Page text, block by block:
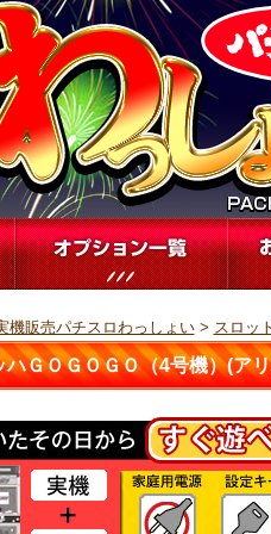
機販売パチスロわっしょい> スロッ
ハＧＯＧＯＧＯ（4号機）(ア